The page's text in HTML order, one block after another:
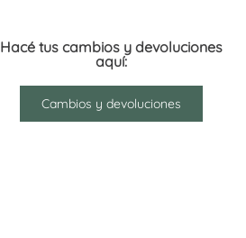
Hacé tus cambios y devoluciones
aquí:
Cambios y devoluciones